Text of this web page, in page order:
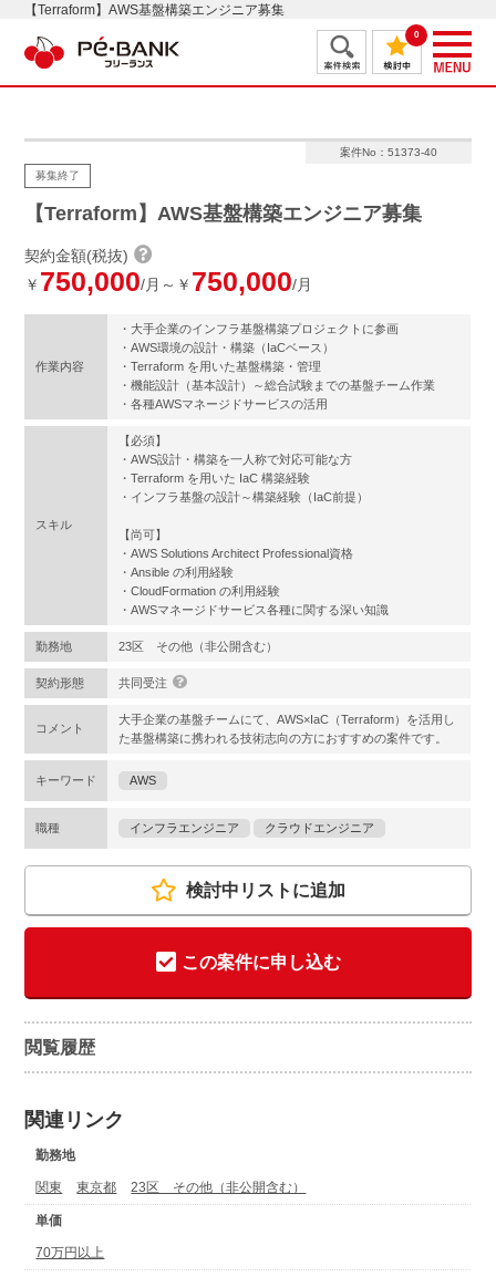
【Terraform】AWS基盤構築エンジニア募集
0
案件No：51373-40
募集終了
【Terraform】AWS基盤構築エンジニア募集
契約金額(税抜)
￥ 750,000/月～￥ 750,000/月
作業内容
・大手企業のインフラ基盤構築プロジェクトに参画
・AWS環境の設計・構築（IaCベース）
・Terraform を用いた基盤構築・管理
・機能設計（基本設計）～総合試験までの基盤チーム作業
・各種AWSマネージドサービスの活用
スキル
【必須】
・AWS設計・構築を一人称で対応可能な方
・Terraform を用いた IaC 構築経験
・インフラ基盤の設計～構築経験（IaC前提）
【尚可】
・AWS Solutions Architect Professional資格
・Ansible の利用経験
・CloudFormation の利用経験
・AWSマネージドサービス各種に関する深い知識
勤務地 23区 その他（非公開含む）
契約形態 共同受注
コメント
大手企業の基盤チームにて、AWS×IaC（Terraform）を活用し
た基盤構築に携われる技術志向の方におすすめの案件です。
キーワード AWS
職種 インフラエンジニア クラウドエンジニア
検討中リストに追加
この案件に申し込む
閲覧履歴
関連リンク
勤務地
関東 東京都 23区 その他（非公開含む）
単価
70万円以上